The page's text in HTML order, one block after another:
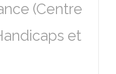
(Centre
et